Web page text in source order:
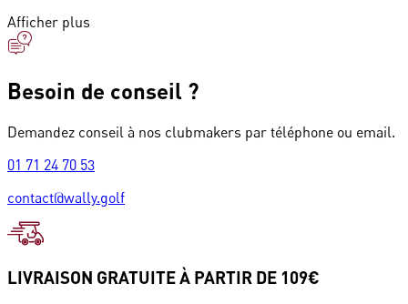
Afficher plus
Besoin de conseil ?
Demandez conseil à nos clubmakers par téléphone ou email.
01 71 24 70 53
contact@wally.golf
LIVRAISON GRATUITE À PARTIR DE 109€